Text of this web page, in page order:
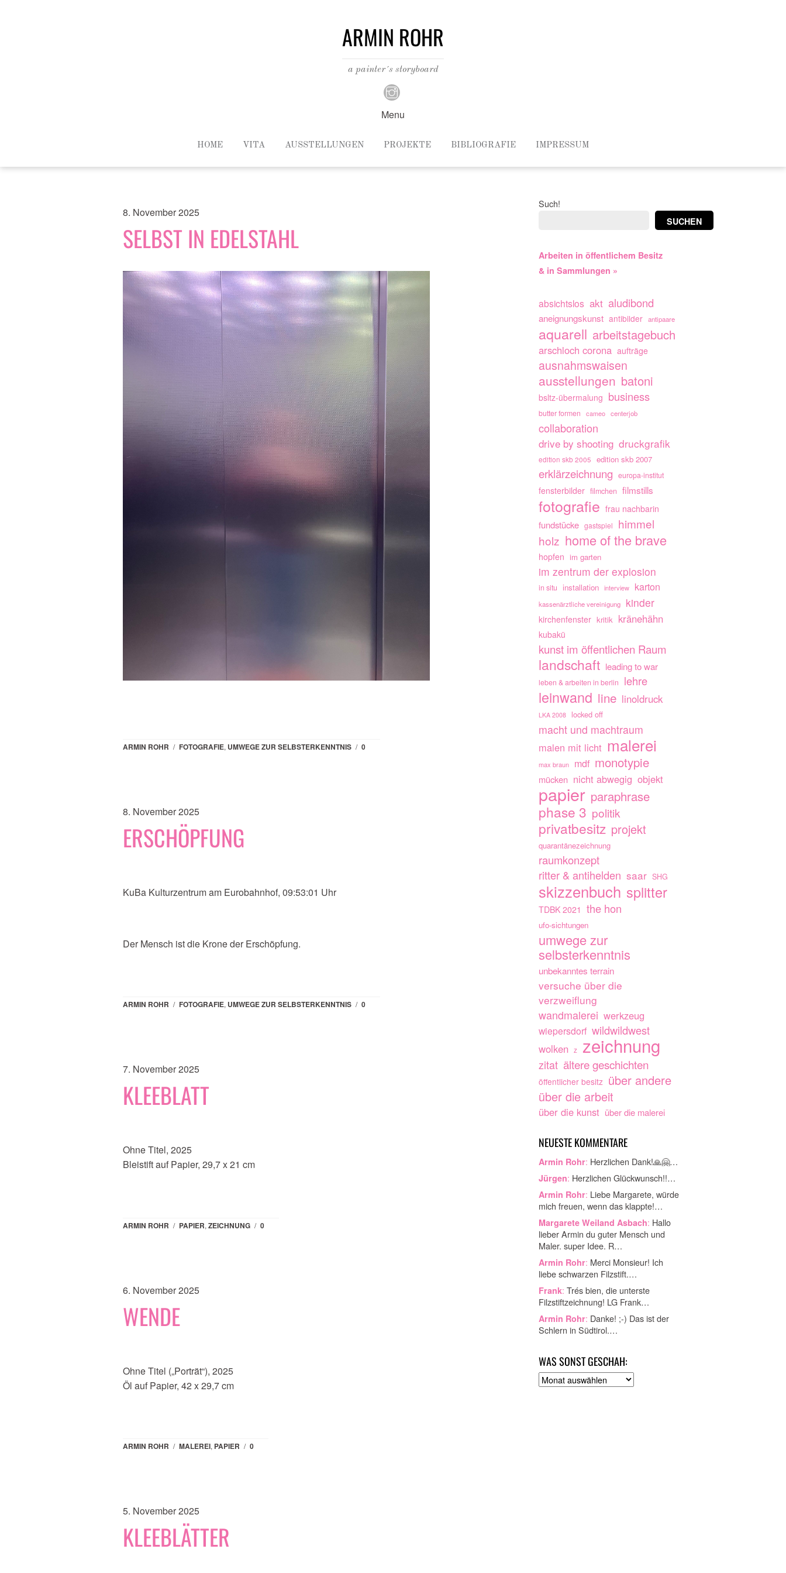
ARMIN ROHR
a painter´s storyboard
Menu
HOME VITA AUSSTELLUNGEN PROJEKTE BIBLIOGRAFIE IMPRESSUM
8. November 2025
SELBST IN EDELSTAHL
ARMIN ROHR / FOTOGRAFIE, UMWEGE ZUR SELBSTERKENNTNIS / 0
8. November 2025
ERSCHÖPFUNG
KuBa Kulturzentrum am Eurobahnhof, 09:53:01 Uhr
Der Mensch ist die Krone der Erschöpfung.
ARMIN ROHR / FOTOGRAFIE, UMWEGE ZUR SELBSTERKENNTNIS / 0
7. November 2025
KLEEBLATT
Ohne Titel, 2025
Bleistift auf Papier, 29,7 x 21 cm
ARMIN ROHR / PAPIER,ZEICHNUNG / 0
6. November 2025
WENDE
Ohne Titel („Porträt“), 2025
Öl auf Papier, 42 x 29,7 cm
ARMIN ROHR / MALEREI, PAPIER / 0
5. November 2025
KLEEBLÄTTER
Such!
SUCHEN
Arbeiten in öffentlichem Besitz
& in Sammlungen »
absichtslos akt aludibond
aneignungskunst antibilder antipaare
aquarell arbeitstagebuch
arschloch corona aufträge
ausnahmswaisen
ausstellungen batoni
bsltz-übermalung business
butter formen cameo centerjob
collaboration
drive by shooting druckgrafik
edition skb 2005 edition skb 2007
erklärzeichnung europa-institut
fensterbilder filmchen filmstills
fotografie frau nachbarin
fundstücke gastspiel
himmel
holz home of the brave
hopfen im garten
im zentrum der explosion
in situ installation interview karton
kassenärztliche vereinigung kinder
kirchenfenster kritik kränehähn
kubakü
kunst im öffentlichen Raum
landschaft leading to war
leben & arbeiten in berlin lehre
leinwand line linoldruck
LKA 2008 locked off
macht und machtraum
malen mit licht malerei
max braun mdf monotypie
mücken nicht abwegig objekt
papier paraphrase
phase 3 politik
privatbesitz projekt
quarantänezeichnung
raumkonzept
ritter & antihelden saar SHG
skizzenbuch splitter
TDBK 2021 the hon
ufo-sichtungen
umwege zur
selbsterkenntnis
unbekanntes terrain
versuche über die
verzweiflung
wandmalerei werkzeug
wiepersdorf wildwildwest
wolken z zeichnung
zitat ältere geschichten
öffentlicher besitz über andere
über die arbeit
über die kunst über die malerei
NEUESTE KOMMENTARE
Armin Rohr: Herzlichen Dank!🙏🤗…
Jürgen: Herzlichen Glückwunsch!!…
Armin Rohr: Liebe Margarete, würde
mich freuen, wenn das klappte!…
Margarete Weiland Asbach: Hallo
lieber Armin du guter Mensch und
Maler. super Idee. R…
Armin Rohr: Merci Monsieur! Ich
liebe schwarzen Filzstift.…
Frank: Trés bien, die unterste
Filzstiftzeichnung! LG Frank…
Armin Rohr: Danke! ;-) Das ist der
Schlern in Südtirol.…
WAS SONST GESCHAH:
A